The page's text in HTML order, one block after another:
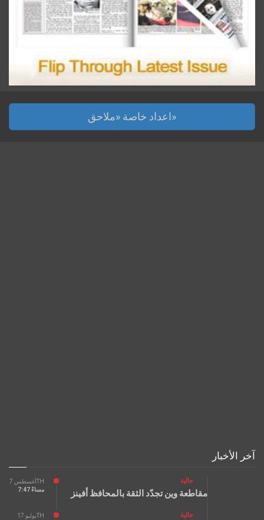
اعداد خاصة «ملاحق»
آخر الأخبار
أغسطس 7TH
7:47 مساءً
جالية
مقاطعة وين تجدّد الثقة بالمحافظ أفينز
يوليو 17TH
جالية